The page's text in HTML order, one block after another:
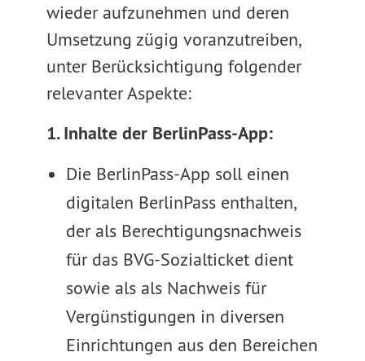
wieder aufzunehmen und deren
Umsetzung zügig voranzutreiben,
unter Berücksichtigung folgender
relevanter Aspekte:
1. Inhalte der BerlinPass-App:
Die BerlinPass-App soll einen
digitalen BerlinPass enthalten,
der als Berechtigungsnachweis
für das BVG-Sozialticket dient
sowie als als Nachweis für
Vergünstigungen in diversen
Einrichtungen aus den Bereichen